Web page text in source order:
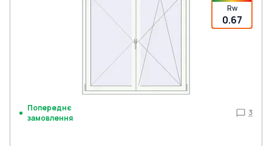
Rw
0.67
Попереднє
замовлення
3